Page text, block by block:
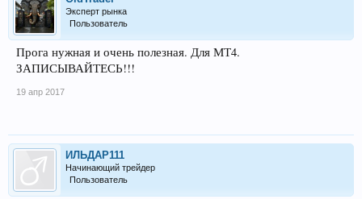
Эксперт рынка
Пользователь
Прога нужная и очень полезная. Для МТ4.
ЗАПИСЫВАЙТЕСЬ!!!
19 апр 2017
ИЛЬДАР111
Начинающий трейдер
Пользователь